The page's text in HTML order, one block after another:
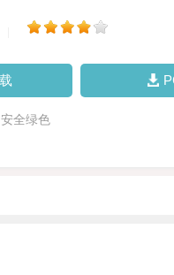
全绿色